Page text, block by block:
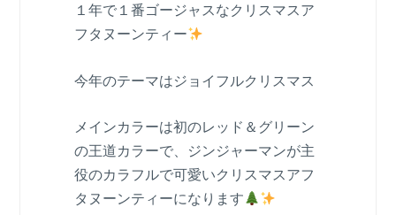
１年で１番ゴージャスなクリスマスア
フタヌーンティー
今年のテーマはジョイフルクリスマス
メインカラーは初のレッド＆グリーン
の王道カラーで、ジンジャーマンが主
役のカラフルで可愛いクリスマスアフ
タヌーンティーになります